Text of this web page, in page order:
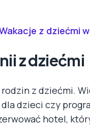
z dziećmi
z dziećmi
z dziećmi.
dzieci czy
hotel,